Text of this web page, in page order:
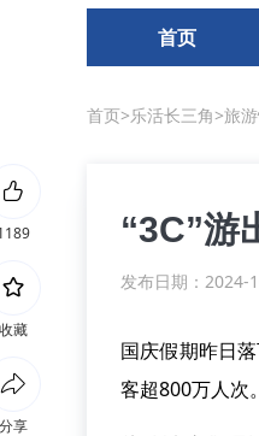
首页
首页>乐活长三角>旅
“3C”游
发布日期：2024-
国庆假期昨日
客超800万人次。
收藏
分享